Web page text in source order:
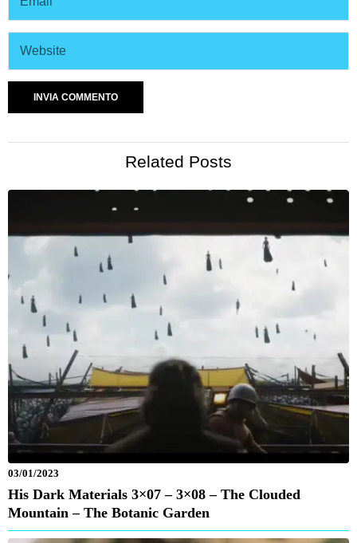
Related Posts
03/01/2023
His Dark Materials 3×07 – 3×08 – The Clouded
Mountain – The Botanic Garden